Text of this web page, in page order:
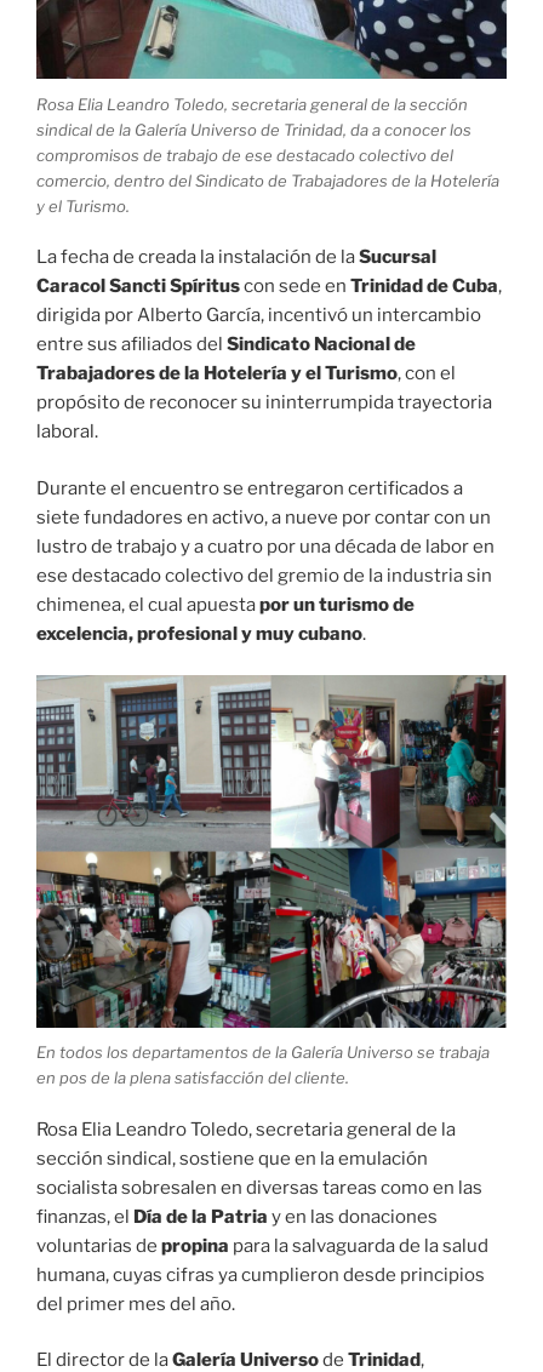
Rosa Elia Leandro Toledo, secretaria general de la sección
sindical de la Galería Universo de Trinidad, da a conocer los
compromisos de trabajo de ese destacado colectivo del
comercio, dentro del Sindicato de Trabajadores de la Hotelería
y el Turismo.
La fecha de creada la instalación de laSucursal
Caracol Sancti Spírituscon sede en Trinidad de Cuba,
dirigida por Alberto García, incentivó un intercambio
entre sus afiliados del Sindicato Nacional de
Trabajadores de la Hotelería y el Turismo, con el
propósito de reconocer su ininterrumpida trayectoria
laboral.
Durante el encuentro se entregaron certificados a
siete fundadores en activo, a nueve por contar con un
lustro de trabajo y a cuatro por una década de labor en
ese destacado colectivo del gremio de la industria sin
chimenea, el cual apuestapor un turismo de
excelencia, profesional y muy cubano.
En todos los departamentos de la Galería Universo se trabaja
en pos de la plena satisfacción del cliente.
Rosa Elia Leandro Toledo, secretaria general de la
sección sindical, sostiene que en la emulación
socialista sobresalen en diversas tareas como en las
finanzas, el Día de la Patria y en las donaciones
voluntarias de propina para la salvaguarda de la salud
humana, cuyas cifras ya cumplieron desde principios
del primer mes del año.
El director de laGalería Universode Trinidad,